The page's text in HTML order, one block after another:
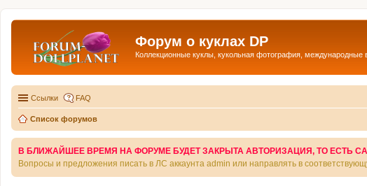
Форум о куклах DP
Коллекционные куклы, кукольная фотография,
Ссылки FAQ
Список форумов
В БЛИЖАЙШЕЕ ВРЕМЯ НА ФОРУМЕ БУДЕТ ЗАКРЫТА АВТОРИЗАЦИЯ, ТО ЕСТЬ
Вопросы и предложения писать в ЛС аккаунта admin или направлять в